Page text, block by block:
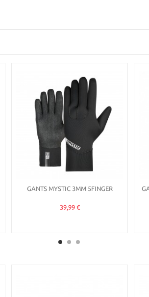
GANTS MYSTIC 3MM 5FINGER
39,99 €